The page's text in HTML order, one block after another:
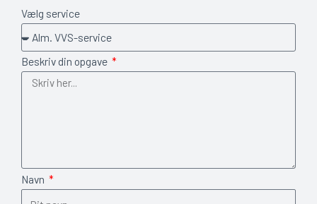
Vælg service
Beskriv din opgave
Navn